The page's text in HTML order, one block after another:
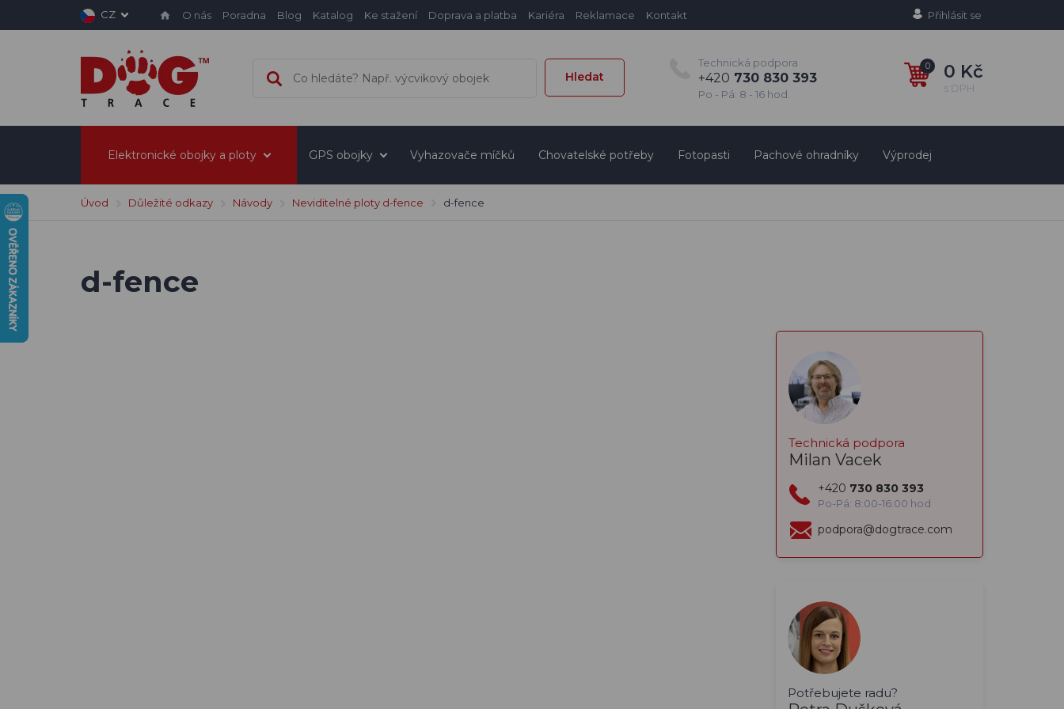
CZ O nás Poradna Blog Katalog Ke stažení Doprava a platba Kariéra Reklamace Kontakt Přihlásit se
Hledat
Technická podpora
+420 730 830 393
Po - Pá: 8 - 16 hod.
0 0 Kč
s DPH
Elektronické obojky a ploty GPS obojky Vyhazovače míčků Chovatelské potřeby Fotopasti Pachové ohradníky Výprodej
Úvod Důležité odkazy Návody Neviditelné ploty d-fence d-fence
d-fence
Technická podpora
Milan Vacek
+420 730 830 393
Po-Pá: 8:00-16:00 hod
podpora@dogtrace.com
Potřebujete radu?